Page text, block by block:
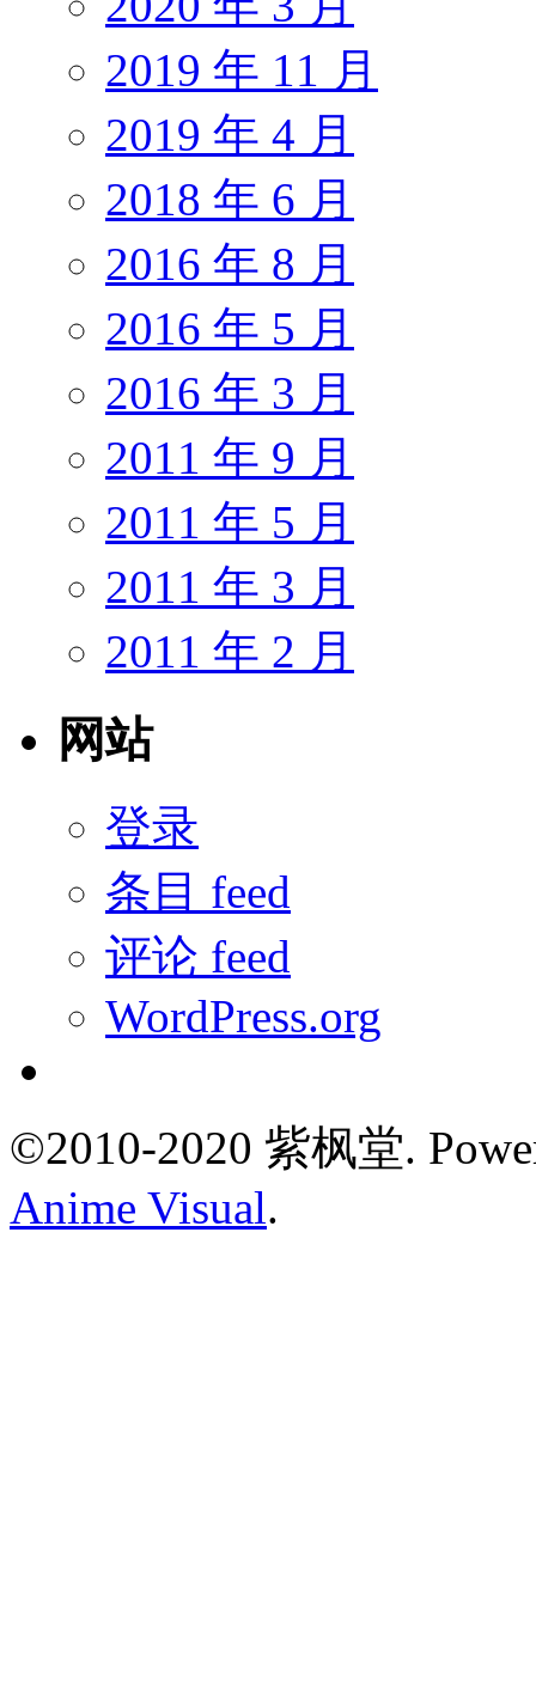
2019 年 11 月
2019 年 4 月
2018 年 6 月
2016 年 8 月
2016 年 5 月
2016 年 3 月
2011 年 9 月
2011 年 5 月
2011 年 3 月
2011 年 2 月
网站
登录
条目 feed
评论 feed
WordPress.org
©2010-2020 紫枫堂.
Anime Visual.